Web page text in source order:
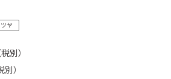
ツヤ
別）
）